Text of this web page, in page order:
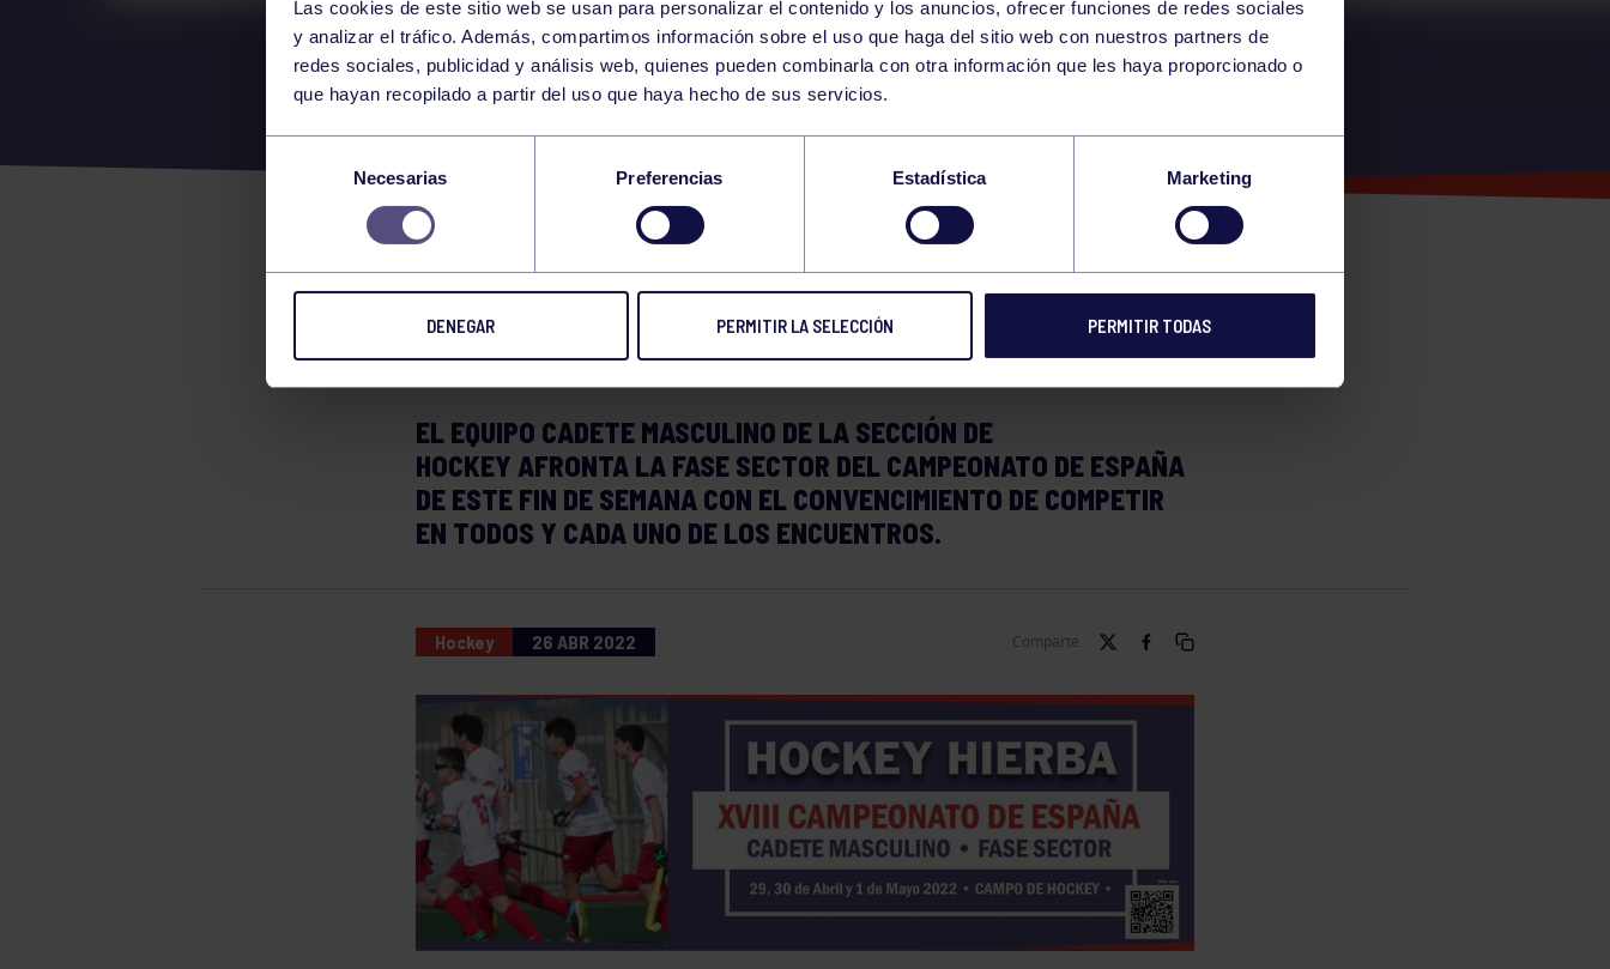
Las cookies de este sitio web se usan para personalizar el contenido y los anuncios, ofrecer funciones de redes sociales
y analizar el tráfico. Además, compartimos información sobre el uso que haga del sitio web con nuestros partners de
redes sociales, publicidad y análisis web, quienes pueden combinarla con otra información que les haya proporcionado o
que hayan recopilado a partir del uso que haya hecho de sus servicios.
consentimiento
Necesarias Preferencias Estadística Marketing
DENEGAR PERMITIR LA SELECCIÓN PERMITIR TODAS
NUESTRO EQUIPO AFRONTA
LA FASE SECTOR DEL
CAMPEONATO DE ESPAÑA
EL EQUIPO CADETE MASCULINO DE LA SECCIÓN DE
HOCKEY AFRONTA LA FASE SECTOR DEL CAMPEONATO DE ESPAÑA
DE ESTE FIN DE SEMANA CON EL CONVENCIMIENTO DE COMPETIR
EN TODOS Y CADA UNO DE LOS ENCUENTROS.
Hockey 26 ABR 2022 Comparte